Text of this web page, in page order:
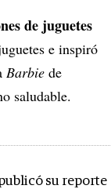
de juguetes
e inspiró
Barbie de
saludable.
su reporte